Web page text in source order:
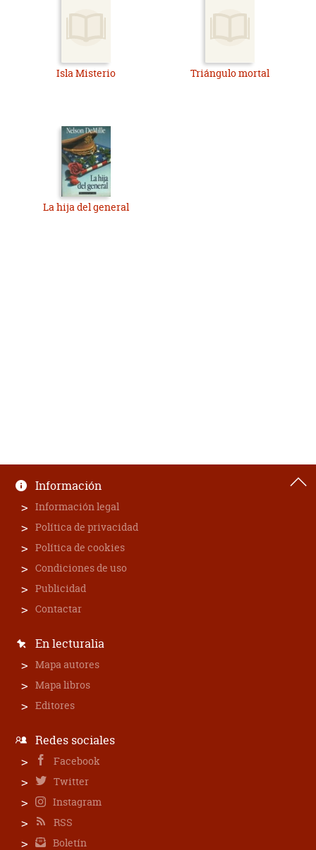
Isla Misterio Triángulo mortal
La hija del general
Información
Información legal
Política de privacidad
Política de cookies
Condiciones de uso
Publicidad
Contactar
En lecturalia
Mapa autores
Mapa libros
Editores
Redes sociales
Facebook
Twitter
Instagram
RSS
Boletín